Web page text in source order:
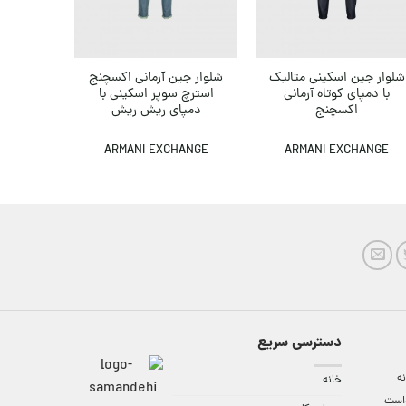
شلوار جین اسکینی متالیک
با دمپای کوتاه آرمانی
اکسچنج
ARMANI EXCHANGE
شلوار جین آرمانی اکسچنج
استرچ سوپر اسکینی با
دمپای ریش ریش
ARMANI EXCHANGE
دسترسی سریع
خانه